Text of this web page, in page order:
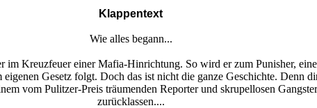
Klappentext
Wie alles begann...
Kreuzfeuer einer Mafia-Hinrichtung. So wird er zum Punisher,
Gesetz folgt. Doch das ist nicht die ganze Geschichte. Denn
vom Pulitzer-Preis träumenden Reporter und skrupellosen
zurücklassen....